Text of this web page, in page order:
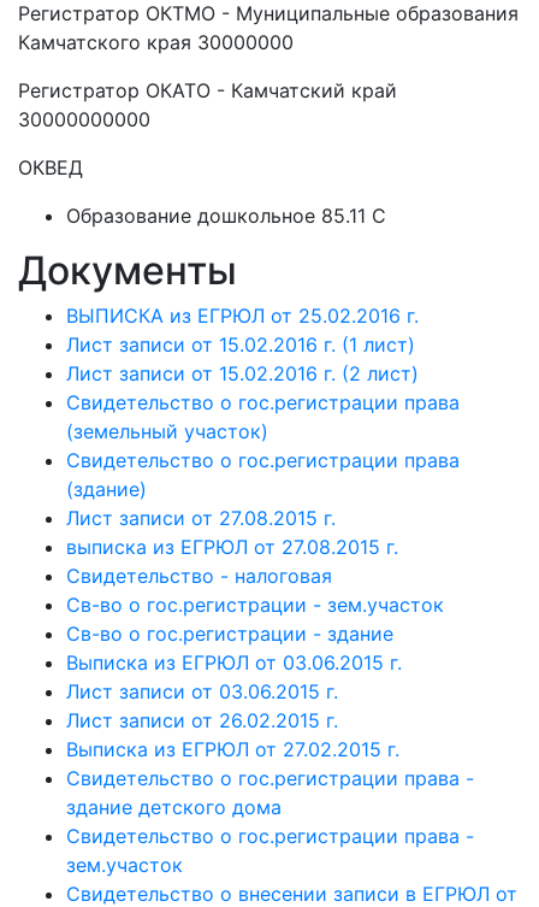
Регистратор ОКТМО - Муниципальные образования
Камчатского края 30000000
Регистратор ОКАТО - Камчатский край
30000000000
ОКВЕД
Образование дошкольное 85.11 C
Документы
ВЫПИСКА из ЕГРЮЛ от 25.02.2016 г.
Лист записи от 15.02.2016 г. (1 лист)
Лист записи от 15.02.2016 г. (2 лист)
Свидетельство о гос.регистрации права
(земельный участок)
Свидетельство о гос.регистрации права
(здание)
Лист записи от 27.08.2015 г.
выписка из ЕГРЮЛ от 27.08.2015 г.
Свидетельство - налоговая
Св-во о гос.регистрации - зем.участок
Св-во о гос.регистрации - здание
Выписка из ЕГРЮЛ от 03.06.2015 г.
Лист записи от 03.06.2015 г.
Лист записи от 26.02.2015 г.
Выписка из ЕГРЮЛ от 27.02.2015 г.
Свидетельство о гос.регистрации права -
здание детского дома
Свидетельство о гос.регистрации права -
зем.участок
Свидетельство о внесении записи в ЕГРЮЛ от